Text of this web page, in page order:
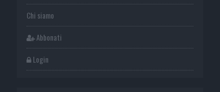
Chi siamo
Abbonati
Login